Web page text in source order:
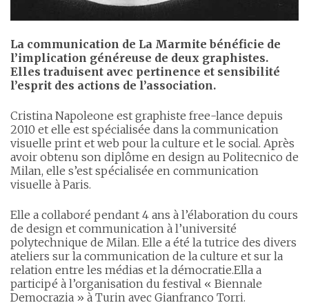
La communication de La Marmite bénéficie de
l’implication généreuse de deux graphistes.
Elles traduisent avec pertinence et sensibilité
l’esprit des actions de l’association.
Cristina Napoleone est graphiste free-lance depuis
2010 et elle est spécialisée dans la communication
visuelle print et web pour la culture et le social. Après
avoir obtenu son diplôme en design au Politecnico de
Milan, elle s’est spécialisée en communication
visuelle à Paris.
Elle a collaboré pendant 4 ans à l’élaboration du cours
de design et communication à l’université
polytechnique de Milan. Elle a été la tutrice des divers
ateliers sur la communication de la culture et sur la
relation entre les médias et la démocratie.Ella a
participé à l’organisation du festival « Biennale
Democrazia » à Turin avec Gianfranco Torri.